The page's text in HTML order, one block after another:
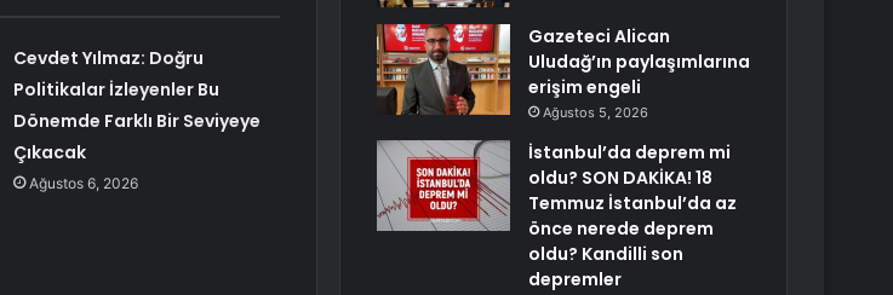
Cevdet Yılmaz: Doğru
Politikalar İzleyenler Bu
Dönemde Farklı Bir Seviyeye
Çıkacak
Ağustos 6, 2026
Gazeteci Alican
Uludağ’ın paylaşımlarına
erişim engeli
Ağustos 5, 2026
İstanbul’da deprem mi
oldu? SON DAKİKA! 18
Temmuz İstanbul’da az
önce nerede deprem
oldu? Kandilli son
depremler